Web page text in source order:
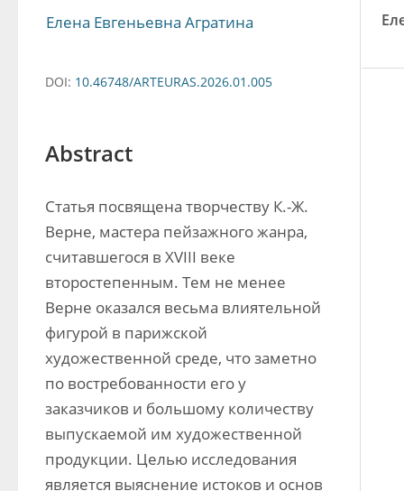
Елена Евгеньевна Агратина
DOI: 10.46748/ARTEURAS.2026.01.005
Abstract
Статья посвящена творчеству К.-Ж.
Верне, мастера пейзажного жанра,
считавшегося в XVIII веке
второстепенным. Тем не менее
Верне оказался весьма влиятельной
фигурой в парижской
художественной среде, что заметно
по востребованности его у
заказчиков и большому количеству
выпускаемой им художественной
продукции. Целью исследования
является выяснение истоков и основ